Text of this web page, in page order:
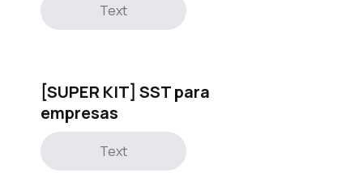
Text
[SUPER KIT] SST para
empresas
Text